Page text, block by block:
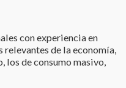
con experiencia en
relevantes de la economía,
de consumo masivo,